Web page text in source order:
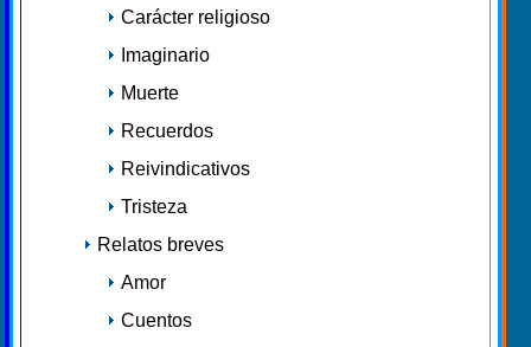
Carácter religioso
Imaginario
Muerte
Recuerdos
Reivindicativos
Tristeza
Relatos breves
Amor
Cuentos